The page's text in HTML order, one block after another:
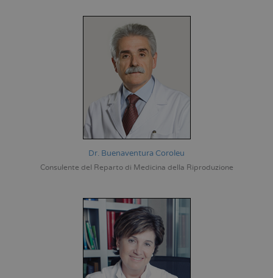
Dr. Buenaventura Coroleu
Consulente del Reparto di Medicina della Riproduzione